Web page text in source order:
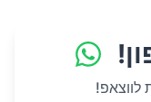
לווצאפ!